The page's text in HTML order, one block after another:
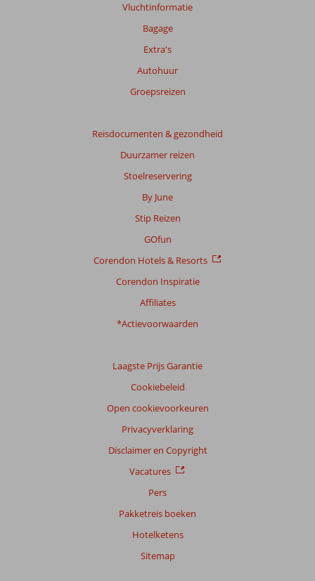
Vluchtinformatie
Bagage
Extra's
Autohuur
Groepsreizen
Reisdocumenten & gezondheid
Duurzamer reizen
Stoelreservering
By June
Stip Reizen
GOfun
Corendon Hotels & Resorts
Corendon Inspiratie
Affiliates
*Actievoorwaarden
Laagste Prijs Garantie
Cookiebeleid
Open cookievoorkeuren
Privacyverklaring
Disclaimer en Copyright
Vacatures
Pers
Pakketreis boeken
Hotelketens
Sitemap